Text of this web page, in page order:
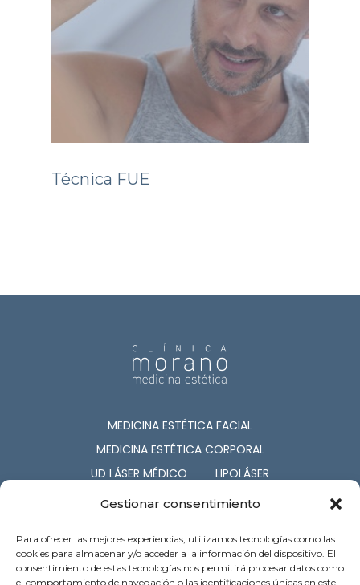
Gestionar consentimiento
Para ofrecer las mejores experiencias, utilizamos tecnologías como las
cookies para almacenar y/o acceder a la información del dispositivo. El
consentimiento de estas tecnologías nos permitirá procesar datos como
el comportamiento de navegación o las identificaciones únicas en este
Técnica FUE
MEDICINA ESTÉTICA FACIAL
MEDICINA ESTÉTICA CORPORAL
UD LÁSER MÉDICO
LIPOLÁSER
CIRUGÍA ESTÉTICA
COSMETOLOGÍA
SERV. ASOCIADOS